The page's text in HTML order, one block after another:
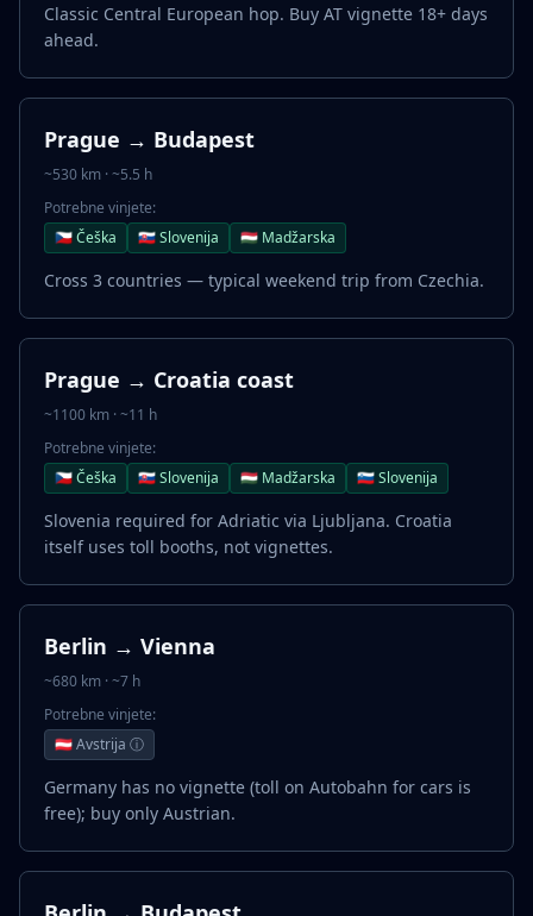
Classic Central European hop. Buy AT vignette 18+ days
ahead.
Prague → Budapest
~530 km · ~5.5 h
Potrebne vinjete:
🇨🇿 Češka
🇸🇰 Slovenija 🇭🇺 Madžarska
Cross 3 countries — typical weekend trip from Czechia.
Prague → Croatia coast
~1100 km · ~11 h
Potrebne vinjete:
🇨🇿 Češka
🇸🇰 Slovenija 🇭🇺 Madžarska 🇸🇮 Slovenija
Slovenia required for Adriatic via Ljubljana. Croatia
itself uses toll booths, not vignettes.
Berlin → Vienna
~680 km · ~7 h
Potrebne vinjete:
🇦🇹 Avstrija ⓘ
Germany has no vignette (toll on Autobahn for cars is
free); buy only Austrian.